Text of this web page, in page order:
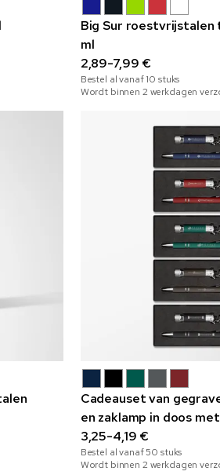
Big Sur roestvrijstalen
ml
2,89-7,99 €
Bestel al vanaf10 stuks
Wordt binnen 2 werkdagen
Cadeauset van
en zaklamp in doos
3,25-4,19 €
Bestel al vanaf50 stuks
Wordt binnen 2 werkdagen